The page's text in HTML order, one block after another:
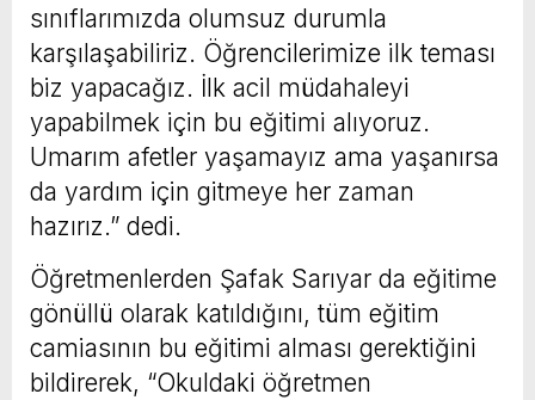
sınıflarımızda olumsuz durumla
karşılaşabiliriz. Öğrencilerimize ilk teması
biz yapacağız. İlk acil müdahaleyi
yapabilmek için bu eğitimi alıyoruz.
Umarım afetler yaşamayız ama yaşanırsa
da yardım için gitmeye her zaman
hazırız.” dedi.
Öğretmenlerden Şafak Sarıyar da eğitime
gönüllü olarak katıldığını, tüm eğitim
camiasının bu eğitimi alması gerektiğini
bildirerek, “Okuldaki öğretmen